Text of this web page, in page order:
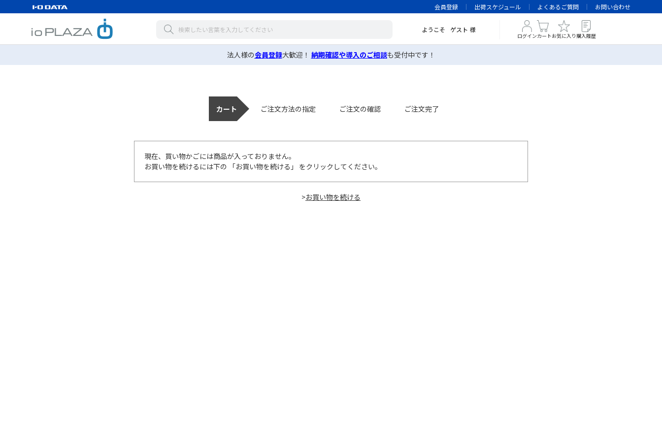
会員登録 出荷スケジュール よくあるご質問 お問い合わせ
ようこそ ゲスト 様
ログインカートお気に入り 購入履歴
法人様の会員登録大歓迎！ 納期確認や導入のご相談も受付中です！
カート ご注文方法の指定 ご注文の確認 ご注文完了
現在、買い物かごには商品が入っておりません。
お買い物を続けるには下の 「お買い物を続ける」 をクリックしてください。
>